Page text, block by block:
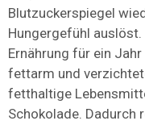
Blutzuckerspiegel
Hungergefühl
Ernährung für ein
fettarm und
fetthaltige
Schokolade. Dadurch